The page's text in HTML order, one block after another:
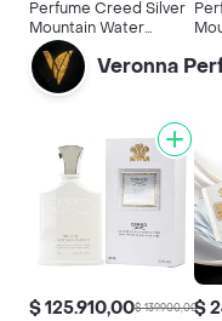
Perfume Creed Silver
Mountain Water
Premium 100ml Unisex
Veronna
$ 125.910,00$ 139.900,00$